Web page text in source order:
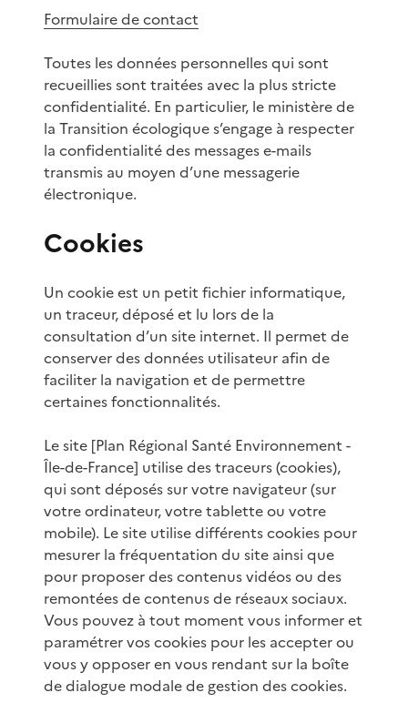
Formulaire de contact
Toutes les données personnelles qui sont
recueillies sont traitées avec la plus stricte
confidentialité. En particulier, le ministère de
la Transition écologique s’engage à respecter
la confidentialité des messages e-mails
transmis au moyen d’une messagerie
électronique.
Cookies
Un cookie est un petit fichier informatique,
un traceur, déposé et lu lors de la
consultation d’un site internet. Il permet de
conserver des données utilisateur afin de
faciliter la navigation et de permettre
certaines fonctionnalités.
Le site [Plan Régional Santé Environnement -
Île-de-France] utilise des traceurs (cookies),
qui sont déposés sur votre navigateur (sur
votre ordinateur, votre tablette ou votre
mobile). Le site utilise différents cookies pour
mesurer la fréquentation du site ainsi que
pour proposer des contenus vidéos ou des
remontées de contenus de réseaux sociaux.
Vous pouvez à tout moment vous informer et
paramétrer vos cookies pour les accepter ou
vous y opposer en vous rendant sur la boîte
de dialogue modale de gestion des cookies.